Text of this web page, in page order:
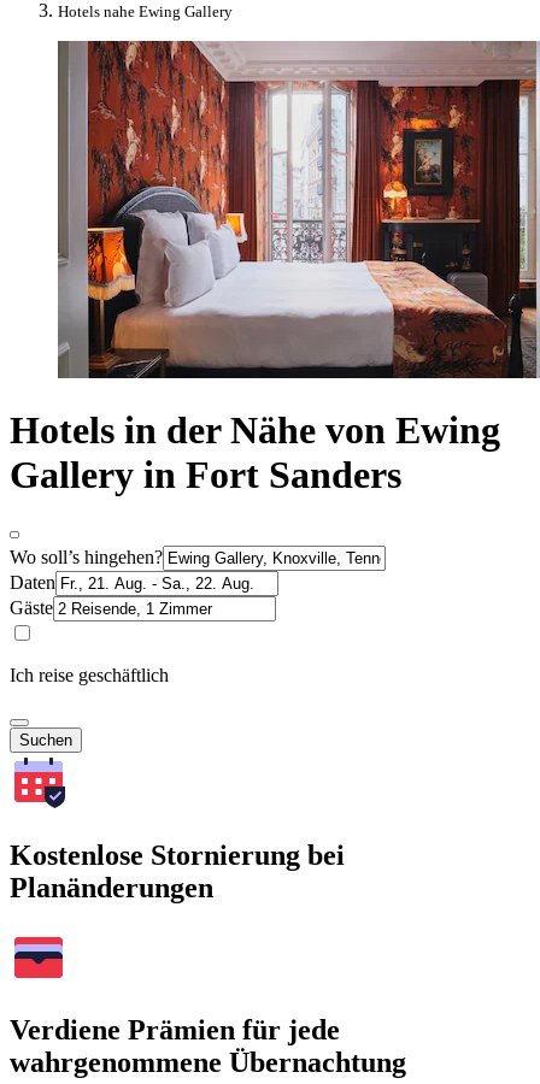
Hotels nahe Ewing Gallery
Hotels in der Nähe von Ewing
Gallery in Fort Sanders
Wo soll’s hingehen?
Daten
Gäste
Ich reise geschäftlich
Suchen
Kostenlose Stornierung bei
Planänderungen
Verdiene Prämien für jede
wahrgenommene Übernachtung